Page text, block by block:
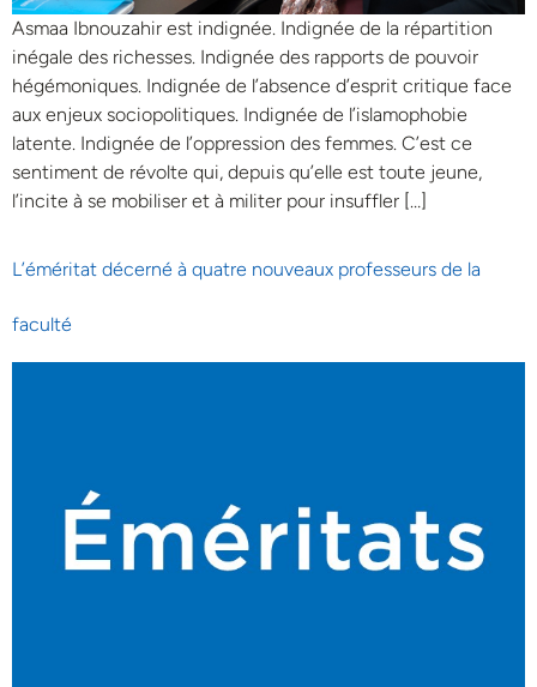
Asmaa Ibnouzahir est indignée. Indignée de la répartition
inégale des richesses. Indignée des rapports de pouvoir
hégémoniques. Indignée de l’absence d’esprit critique face
aux enjeux sociopolitiques. Indignée de l’islamophobie
latente. Indignée de l’oppression des femmes. C’est ce
sentiment de révolte qui, depuis qu’elle est toute jeune,
l’incite à se mobiliser et à militer pour insuffler […]
L’éméritat décerné à quatre nouveaux professeurs de la
faculté